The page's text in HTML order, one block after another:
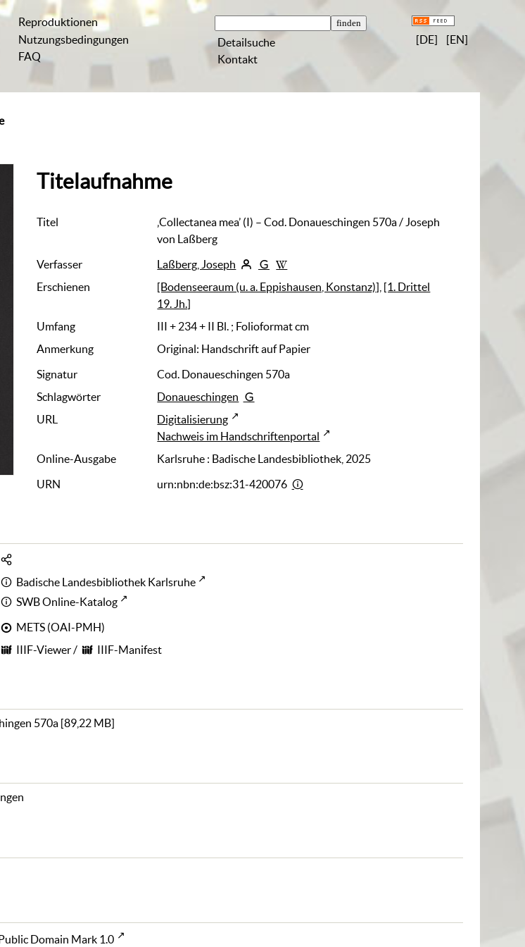
Reproduktionen
Nutzungsbedingungen
FAQ
Detailsuche
Kontakt
[DE] [EN]
Titelaufnahme
Titel ‚Collectanea mea’ (I) – Cod. Donaueschingen 570a/ Joseph
von Laßberg
Verfasser
Laßberg, Joseph
Erschienen
[Bodenseeraum (u. a. Eppishausen, Konstanz)] [1. Drittel
19. Jh.]
Umfang
III + 234 + II Bl. ; Folioformat cm
Anmerkung
Original: Handschrift auf Papier
Signatur
Cod. Donaueschingen 570a
Schlagwörter
Donaueschingen
URL
Digitalisierung
Nachweis im Handschriftenportal
Online-Ausgabe
Karlsruhe : Badische Landesbibliothek, 2025
URN
urn:nbn:de:bsz:31-420076
Badische Landesbibliothek Karlsruhe
SWB Online-Katalog
METS (OAI-PMH)
IIIF-Viewer/ IIIF-Manifest
570a[89,22 MB]
Domain Mark 1.0